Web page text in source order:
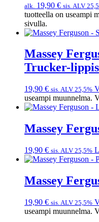
alk. 19,90 € sis. ALV
tuotteella on useampi
sivulla.
Massey
Trucker-lippis
19,90 € sis. ALV 25,5%
useampi muunnelma.
Massey
19,90 € sis. ALV 25,5%
Massey
19,90 € sis. ALV 25,5%
useampi muunnelma.